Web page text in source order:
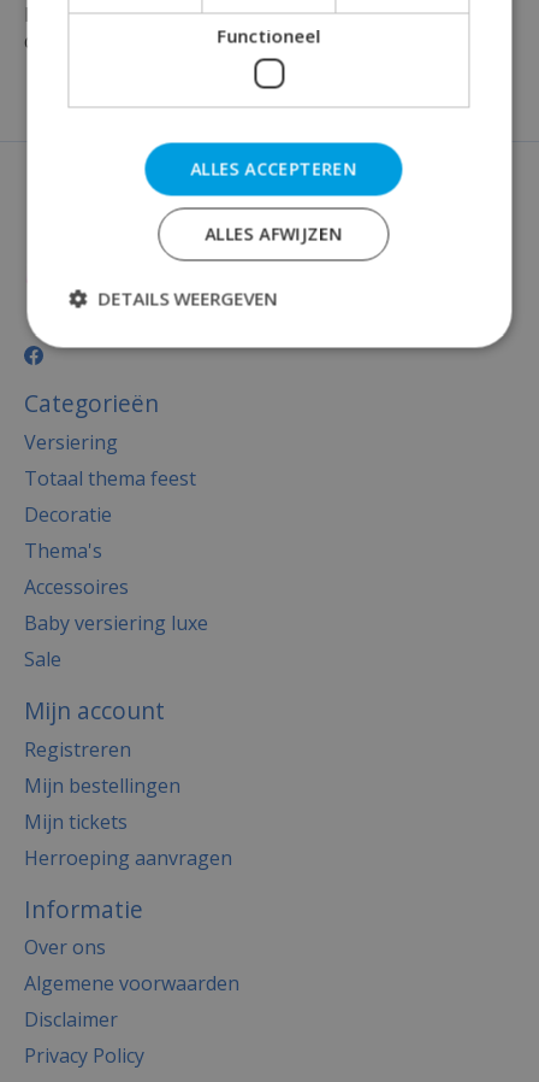
Maak jouw feest compleet en bestel vandaag nog
deze verkeers-serie 50 bekers bij Rainbow Feestshop!
Categorieën
Versiering
Totaal thema feest
Decoratie
Thema's
Accessoires
Baby versiering luxe
Sale
Mijn account
Registreren
Mijn bestellingen
Mijn tickets
Herroeping aanvragen
Informatie
Over ons
Algemene voorwaarden
Disclaimer
Privacy Policy
Functioneel
ALLES ACCEPTEREN
ALLES AFWIJZEN
DETAILS WEERGEVEN